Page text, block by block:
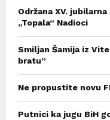
Održana XV.
„Topala“ Nadioci
Smiljan Šamija iz
bratu”
Ne propustite novu
Putnici ka jugu BiH